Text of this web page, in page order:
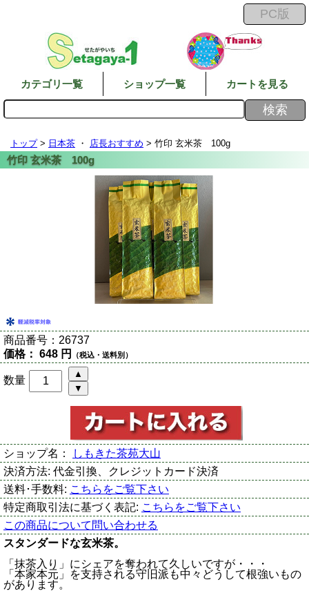
カテゴリ一覧 ショップ一覧 カートを見る
トップ> 日本茶 ・ 店長おすすめ > 竹印 玄米茶 100g
商品番号： 26737
価格： 648 円 （税込・送料別）
数量
ショップ名：
しもきた茶苑大山
決済方法: 代金引換、クレジットカード決済
送料･手数料: こちらをご覧下さい
特定商取引法に基づく表記: こちらをご覧下さい
この商品について問い合わせる
スタンダードな玄米茶。
「抹茶入り」にシェアを奪われて久しいですが・・・
「本家本元」を支持される守旧派も中々どうして根強いもの
があります。